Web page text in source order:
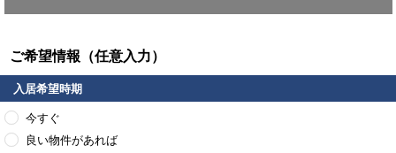
ご希望情報（任意入力）
入居希望時期
今すぐ
良い物件があれば